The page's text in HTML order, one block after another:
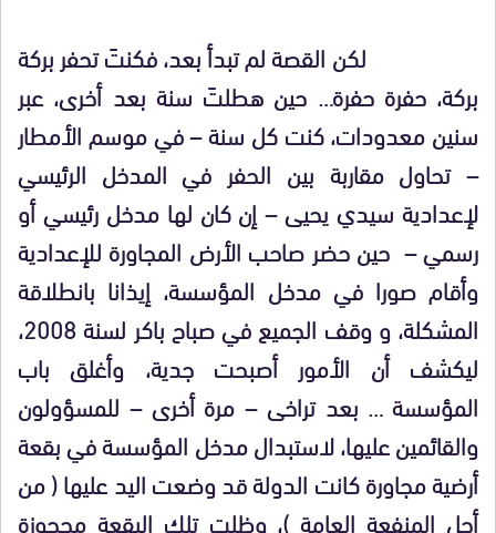
لكن القصة لم تبدأ بعد، فكنتَ تحفر بركة
بركة، حفرة حفرة… حين هطلتَ سنة بعد أخرى، عبر
سنين معدودات، كنت كل سنة – في موسم الأمطار
– تحاول مقاربة بين الحفر في المدخل الرئيسي
لإعدادية سيدي يحيى – إن كان لها مدخل رئيسي أو
رسمي – حين حضر صاحب الأرض المجاورة للإعدادية
وأقام صورا في مدخل المؤسسة، إيذانا بانطلاقة
المشكلة، و وقف الجميع في صباح باكر لسنة 2008،
ليكشف أن الأمور أصبحت جدية، وأغلق باب
المؤسسة … بعد تراخى – مرة أخرى – للمسؤولون
والقائمين عليها، لاستبدال مدخل المؤسسة في بقعة
أرضية مجاورة كانت الدولة قد وضعت اليد عليها ( من
أجل المنفعة العامة )، وظلت تلك البقعة محجوزة